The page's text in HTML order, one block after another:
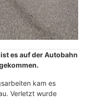
es auf der Autobahn
kam es
Verletzt wurde